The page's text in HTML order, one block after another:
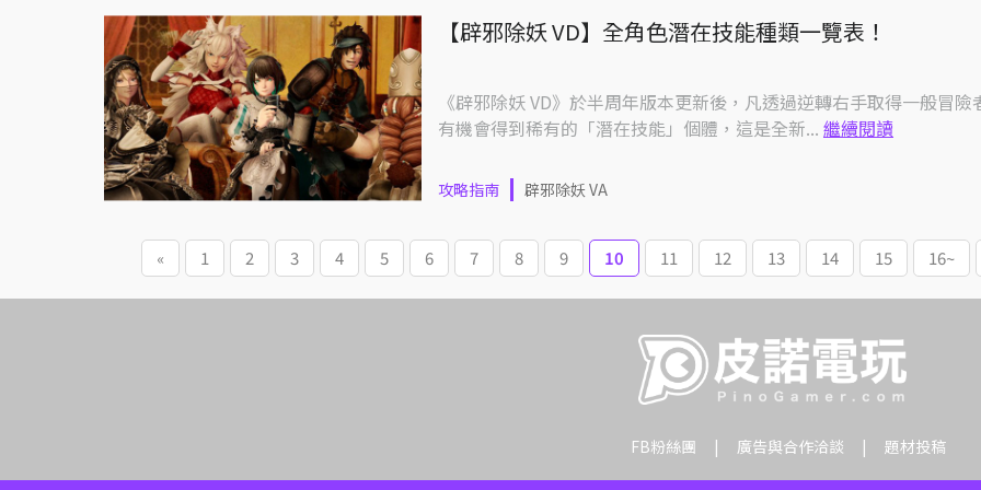
【辟邪除妖 VD】全角色潛在技能種類一覽表！
《辟邪除妖 VD》於半周年版本更新後，凡透過逆轉右手取得一般冒險
有機會得到稀有的「潛在技能」個體，這是全新... 繼續閱讀
攻略指南 辟邪除妖 VA
« 1 2 3 4 5 6 7 8 9 10 11 12 13 14 15 16~
FB粉絲團 廣告與合作洽談 題材投稿